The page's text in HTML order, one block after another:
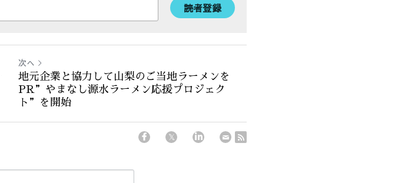
読者登録
次へ
地元企業と協力して山梨のご当地ラーメンを
PR”やまなし源水ラーメン応援プロジェク
ト”を開始